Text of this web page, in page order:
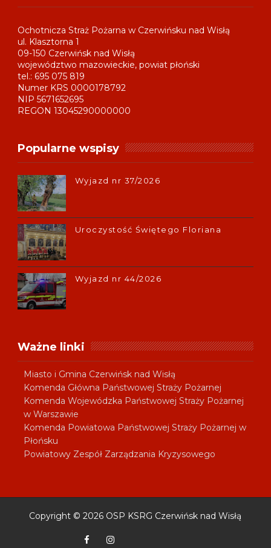
Ochotnicza Straż Pożarna w Czerwińsku nad Wisłą
ul. Klasztorna 1
09-150 Czerwińsk nad Wisłą
województwo mazowieckie, powiat płoński
tel.: 695 075 819
Numer KRS 0000178792
NIP 5671652695
REGON 13045290000000
Popularne wspisy
Wyjazd nr 37/2026
Uroczystość Świętego Floriana
Wyjazd nr 44/2026
Ważne linki
Miasto i Gmina Czerwińsk nad Wisłą
Komenda Główna Państwowej Straży Pożarnej
Komenda Wojewódzka Państwowej Straży Pożarnej
w Warszawie
Komenda Powiatowa Państwowej Straży Pożarnej w
Płońsku
Powiatowy Zespół Zarządzania Kryzysowego
Copyright ©2026 OSP KSRG Czerwińsk nad Wisłą